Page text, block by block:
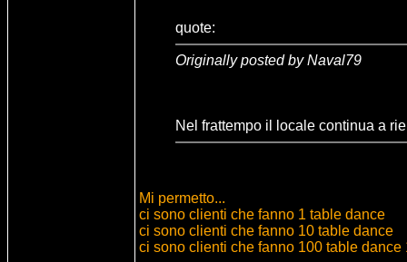
quote:
Originally posted by Naval79
Nel frattempo il locale continua a
Mi permetto...
ci sono clienti che fanno 1 table dance
ci sono clienti che fanno 10 table dance
ci sono clienti che fanno 100 table